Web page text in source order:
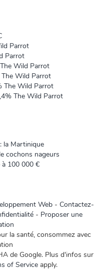
Parrot
Parrot
Wild Parrot
Wild Parrot
The Wild Parrot
The Wild Parrot
la Martinique
cochons nageurs
à 100 000 €
Web- Contactez-
- Proposer une
la santé, consommez avec
de Google. Plus d'infos sur
of Serviceapply.